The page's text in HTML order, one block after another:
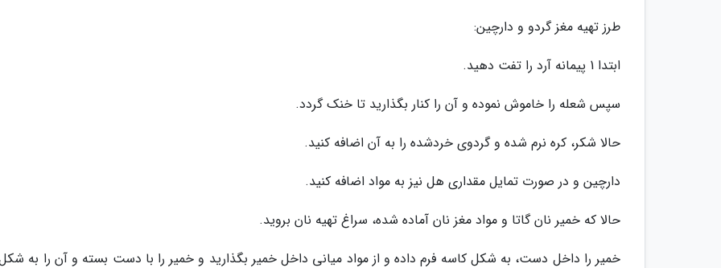
طرز تهیه مغز گردو و دارچین:
ابتدا 1 پیمانه آرد را تفت دهید.
سپس شعله را خاموش نموده و آن را کنار بگذارید تا خنک گردد.
حالا شکر، کره نرم شده و گردوی خردشده را به آن اضافه کنید.
دارچین و در صورت تمایل مقداری هل نیز به مواد اضافه کنید.
حالا که خمیر نان گاتا و مواد مغز نان آماده شده، سراغ تهیه نان بروید.
خمیر را داخل دست، به شکل کاسه فرم داده و از مواد میانی داخل خمیر بگذارید و خمیر را با دست بسته و آن را به